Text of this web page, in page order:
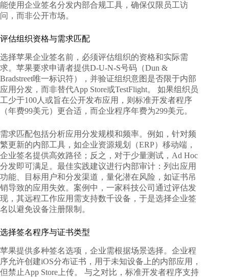
能使用企业签名分发内部合规工具，确保仅限员工访
问，而非公开市场。
评估组织资格与需求匹配
选择苹果企业签名前，必须评估组织的资格和实际需
求。苹果要求申请者提供D-U-N-S号码（Dun &
Bradstreet唯一标识符），并验证组织意图是否限于内部
应用分发，而非替代App Store或TestFlight。 如果组织员
工少于100人或旨在公开发布应用，则标准开发者程序
（年费99美元）更合适，而企业程序年费为299美元。
需求匹配包括分析应用分发规模和频率。例如，针对频
繁更新的内部工具，如企业资源规划（ERP）移动端，
企业签名提供高效路径；反之，对于少量测试，Ad Hoc
分发即可满足。最佳实践建议进行内部审计：列出应用
功能、目标用户和分发渠道，量化潜在风险，如证书吊
销导致的应用失效。案例中，一家科技公司通过评估发
现，其远程工作应用需支持数千设备，于是选择企业签
名以避免设备注册限制。
选择签名程序与证书类型
苹果提供多种签名选项，企业需根据场景选择。企业程
序允许创建iOS分布证书，用于未知设备上的内部应用，
但禁止App Store上传。 与之对比，标准开发者程序支持